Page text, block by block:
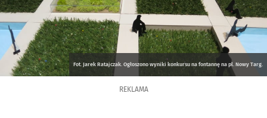
Fot. Jarek Ratajczak. Ogłoszono wyniki konkursu na fontannę na pl. Nowy Targ.
REKLAMA